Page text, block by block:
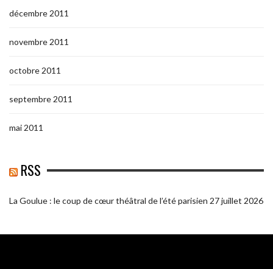
décembre 2011
novembre 2011
octobre 2011
septembre 2011
mai 2011
RSS
La Goulue : le coup de cœur théâtral de l’été parisien 27 juillet 2026